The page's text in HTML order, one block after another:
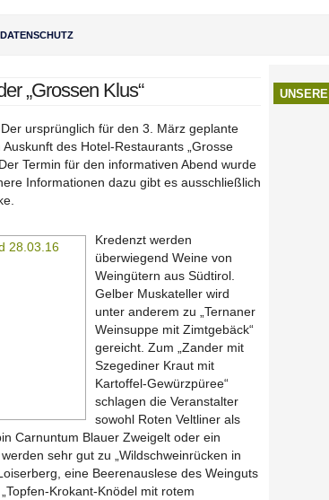
DATENSCHUTZ
„Grossen Klus“
ursprünglich für den 3. März geplante
Auskunft des Hotel-Restaurants „Grosse
Termin für den informativen Abend wurde
Informationen dazu gibt es ausschließlich
Kredenzt werden
überwiegend Weine von
Weingütern aus Südtirol.
Gelber Muskateller wird
unter anderem zu „Ternaner
Weinsuppe mit Zimtgebäck“
gereicht. Zum „Zander mit
Szegediner Kraut mit
Kartoffel-Gewürzpüree“
schlagen die Veranstalter
sowohl Roten Veltliner als
Carnuntum Blauer Zweigelt oder ein
sehr gut zu „Wildschweinrücken in
eine Beerenauslese des Weinguts
Krokant-Knödel mit rotem